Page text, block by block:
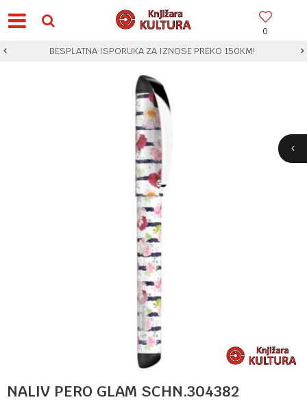
0
BESPLATNA ISPORUKA ZA IZNOSE PREKO 150KM!
NALIV PERO GLAM SCHN.304382